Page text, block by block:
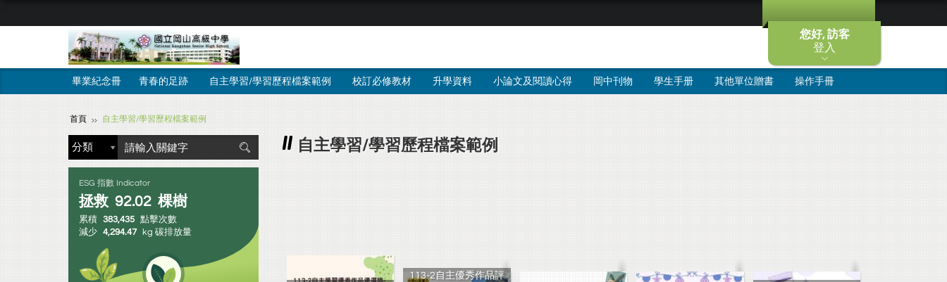
您好, 訪客
登入
畢業紀念冊 青春的足跡 自主學習/學習歷程檔案範例 校訂必修教材 升學資料 小論文及閱讀心得 岡中刊物 學生手册 其他單位贈書 操作手冊
首頁 自主學習/學習歷程檔案範例
自主學習/學習歷程檔案範例
113-2自主優秀作品評
ESG 指數 Indicator
拯救 92.02 棵樹
累積 383,435 點擊次數
減少 4,294.47 kg 碳排放量